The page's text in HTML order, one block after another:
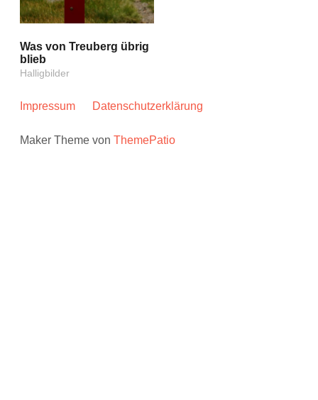
Was von Treuberg übrig
blieb
Halligbilder
Impressum Datenschutzerklärung
Maker Theme vonThemePatio